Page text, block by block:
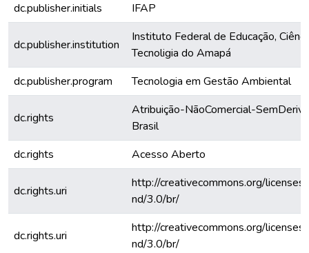
dc.publisher.initials
IFAP
dc.publisher.institution
Instituto Federal de Educação,
Tecnoligia do Amapá
dc.publisher.program
Tecnologia em Gestão Ambiental
dc.rights
Atribuição-NãoComercial-
Brasil
dc.rights
Acesso Aberto
dc.rights.uri
http://creativecommons.org/
nd/3.0/br/
dc.rights.uri
http://creativecommons.org/
nd/3.0/br/